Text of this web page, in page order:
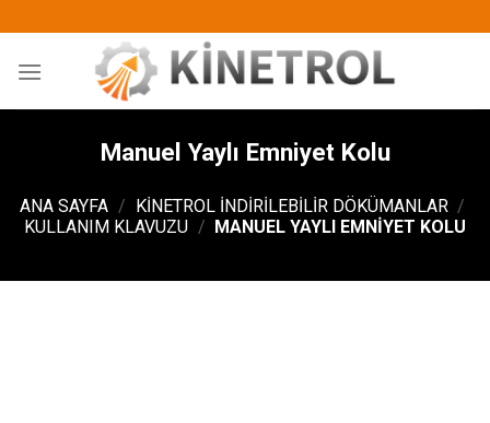
atla
Manuel Yaylı Emniyet Kolu
ANA SAYFA / KINETROL İNDIRILEBILIR DÖKÜMANLAR /
KULLANIM KLAVUZU / MANUEL YAYLI EMNIYET KOLU